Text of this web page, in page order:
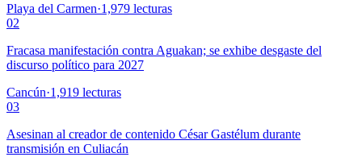
Playa del Carmen·1,979 lecturas
02
Fracasa manifestación contra Aguakan; se exhibe desgaste del
discurso político para 2027
Cancún·1,919 lecturas
03
Asesinan al creador de contenido César Gastélum durante
transmisión en Culiacán